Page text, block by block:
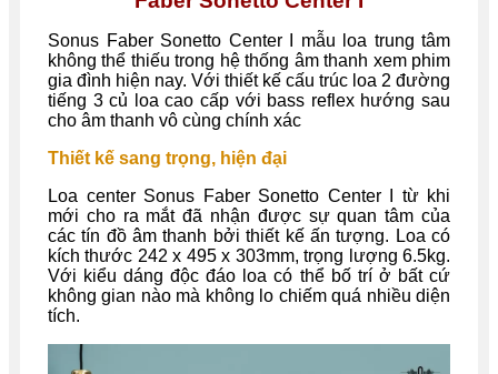
Sonus Faber Sonetto Center I mẫu loa trung tâm
không thể thiếu trong hệ thống âm thanh xem phim
gia đình hiện nay. Với thiết kế cấu trúc loa 2 đường
tiếng 3 củ loa cao cấp với bass reflex hướng sau
cho âm thanh vô cùng chính xác
Thiết kế sang trọng, hiện đại
Loa center Sonus Faber Sonetto Center I từ khi
mới cho ra mắt đã nhận được sự quan tâm của
các tín đồ âm thanh bởi thiết kế ấn tượng. Loa có
kích thước 242 x 495 x 303mm, trọng lượng 6.5kg.
Với kiểu dáng độc đáo loa có thể bố trí ở bất cứ
không gian nào mà không lo chiếm quá nhiều diện
tích.